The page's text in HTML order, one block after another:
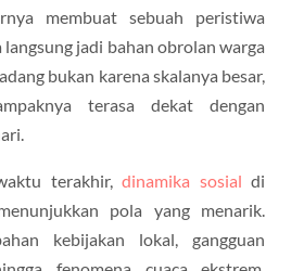
membuat sebuah peristiwa
jadi bahan obrolan warga
bukan karena skalanya besar,
terasa dekat dengan
terakhir,dinamika sosial di
pola yang menarik.
kebijakan lokal, gangguan